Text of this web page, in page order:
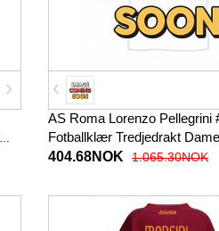
AS Roma Lorenzo Pellegrini
Fotballklær Tredjedrakt
Kortermet
404.68NOK 1.065.30NOK